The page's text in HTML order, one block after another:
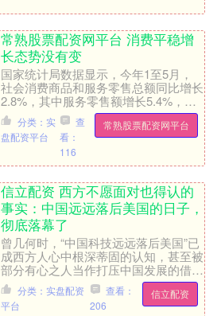
常熟股票配资网平台 消费平稳增
长态势没有变
国家统计局数据显示，今年1至5月，
社会消费商品和服务零售总额同比增长
2.8%，其中服务零售额增长5.4%，商
品零售额增长1.2%。综合商品和服务
销售的总体情况来....常熟股票配资网平台
分类：实
盘配资平台
查
看：
116
信立配资 西方不愿面对也得认的
事实：中国远远落后美国的日子，
彻底落幕了
曾几何时，“中国科技远远落后美国”已
成西方人心中根深蒂固的认知，甚至被
部分有心之人当作打压中国发展的借
口。但随着中国在科技各领域的持续突
破，一个西方不愿承认、却....信立配资
分类：实盘配资
平台
查看：
206